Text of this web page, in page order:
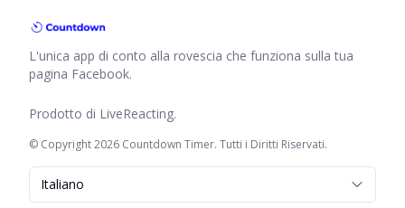
L'unica app di conto alla rovescia che funziona sulla tua
pagina Facebook.
Prodotto di LiveReacting.
© Copyright 2026 Countdown Timer. Tutti i Diritti Riservati.
Italiano